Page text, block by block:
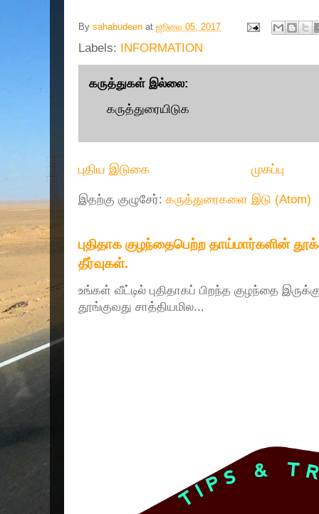
By sahabudeen at ஜூலை 05, 2017
Labels: INFORMATION
கருத்துகள் இல்லை:
கருத்துரையிடுக
புதிய இடுகை முகப்பு
இதற்கு குழுசேர்: கருத்துரைகளை இடு (Atom)
புதிதாக குழந்தைபெற்ற தாய்மார்களின்
தீர்வுகள்.
உங்கள் வீட்டில் புதிதாகப் பிறந்த குழந்தை
தூங்குவது சாத்தியமில...